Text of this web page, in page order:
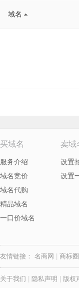
域名
买域名
服务介绍
域名竞价
域名代购
精品域名
一口价域名
卖域
设置
设置
友情链接： 名商网 商标圈
关于我们 隐私声明 版权